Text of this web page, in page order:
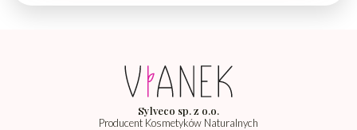
Sylveco sp. z o.o.
Producent Kosmetyków Naturalnych